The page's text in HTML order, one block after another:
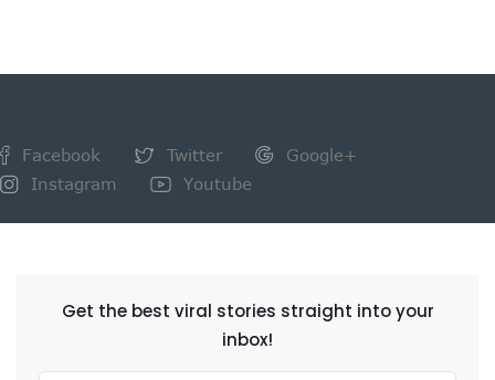
Facebook Twitter
Google+
Instagram
Youtube
Get the best viral stories straight into your
inbox!